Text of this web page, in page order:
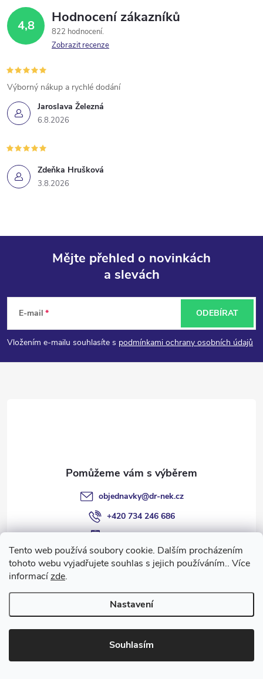
Tento web používá soubory cookie. Dalším procházením
tohoto webu vyjadřujete souhlas s jejich používáním.. Více
informacízde.
Nastavení
Souhlasím
4,8 Hodnocení zákazníků
822 hodnocení
Zobrazit recenze
Jaroslava Železná
6.8.2026
Výborný nákup a rychlé dodání
Zdeňka Hrušková
3.8.2026
p
a
Mějte přehled o novinkách
a slevách
E-mail
Vložením e-mailu souhlasíte s podmínkami ochrany osobních údajů
ODEBÍRAT
objednavky@dr-nek.cz
+420 734 246 686
+420 734 246 686
Dr.NekBodyWraps
Drnek Body Wraps
@dr.nek7